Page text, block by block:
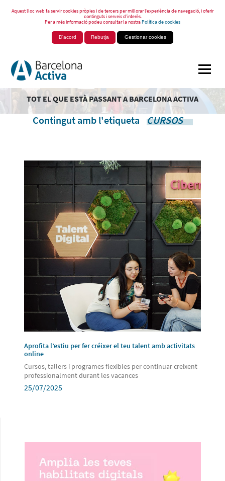
Aquest lloc web fa servir cookies pròpies i de tercers per millorar l’experiència de navegació, i oferir
continguts i serveis d’interès.
Per a més informació podeu consultar la nostraPolítica de cookies
D'acord Rebutja Gestionar cookies
TOT EL QUE ESTÀ PASSANT A BARCELONA ACTIVA
Contingut amb l'etiqueta CURSOS .
Aprofita l’estiu per fer créixer el teu talent amb activitats
online
Cursos, tallers i programes flexibles per continuar creixent
professionalment durant les vacances
25/07/2025